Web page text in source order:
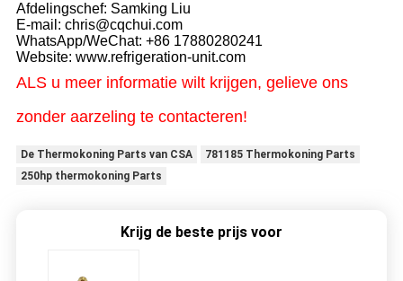
Afdelingschef: Samking Liu
E-mail: chris@cqchui.com
WhatsApp/WeChat: +86 17880280241
Website: www.refrigeration-unit.com
ALS u meer informatie wilt krijgen, gelieve ons
zonder aarzeling te contacteren!
De Thermokoning Parts van CSA
781185 Thermokoning Parts
250hp thermokoning Parts
Krijg de beste prijs voor